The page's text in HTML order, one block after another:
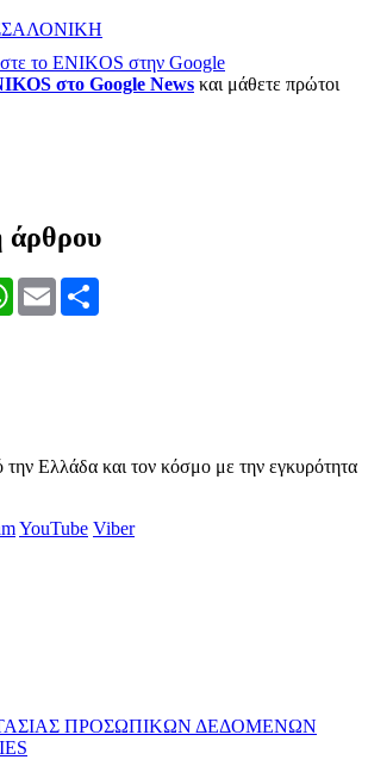
το ENIKOS στην Google
στο Google News και μάθετε πρώτοι
άρθρου
WhatsApp
Email
την Ελλάδα και τον κόσμο με την εγκυρότητα
YouTube Viber
ΠΡΟΣΩΠΙΚΩΝ ΔΕΔΟΜΕΝΩΝ